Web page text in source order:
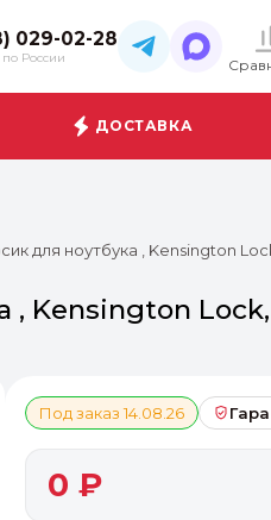
029-02-28
России
ДОСТАВКА
для ноутбука , Kensington
, Kensington
Под заказ 14.08.26
0 ₽